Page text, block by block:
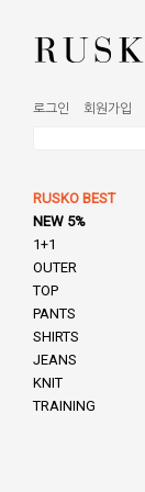
로그인 회원가입
RUSKO BEST
NEW 5%
1+1
OUTER
TOP
PANTS
SHIRTS
JEANS
KNIT
TRAINING